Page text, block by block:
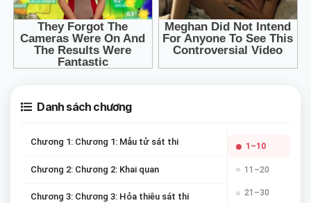
Danh sách chương
Chương 1: Chương 1: Mẫu tử sát thi
Chương 2: Chương 2: Khai quan
Chương 3: Chương 3: Hỏa thiêu sát thi
1–10
11–20
21–30